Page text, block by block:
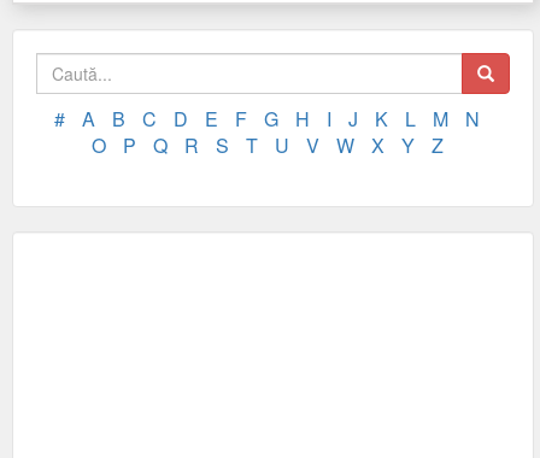
# A B C D E F G H I J K L M
N
O
P Q R S T U V W X Y Z